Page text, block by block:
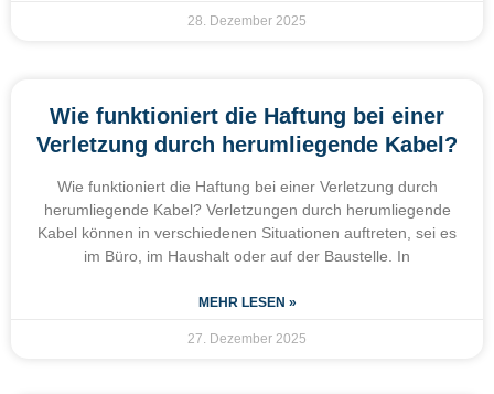
28. Dezember 2025
Wie funktioniert die Haftung bei einer
Verletzung durch herumliegende Kabel?
Wie funktioniert die Haftung bei einer Verletzung durch
herumliegende Kabel? Verletzungen durch herumliegende
Kabel können in verschiedenen Situationen auftreten, sei es
im Büro, im Haushalt oder auf der Baustelle. In
MEHR LESEN »
27. Dezember 2025